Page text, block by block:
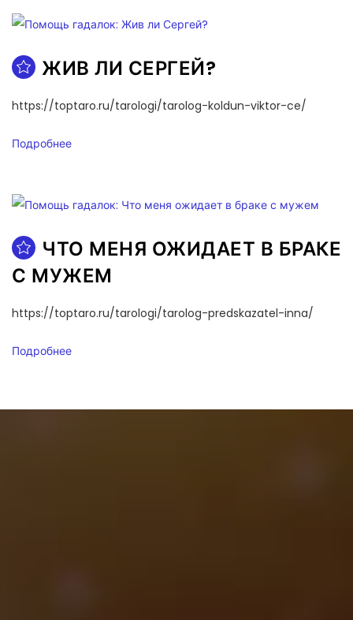
ЖИВ ЛИ СЕРГЕЙ?
https://toptaro.ru/tarologi/tarolog-koldun-viktor-ce/
Подробнее
ЧТО МЕНЯ ОЖИДАЕТ В БРАКЕ
С МУЖЕМ
https://toptaro.ru/tarologi/tarolog-predskazatel-inna/
Подробнее